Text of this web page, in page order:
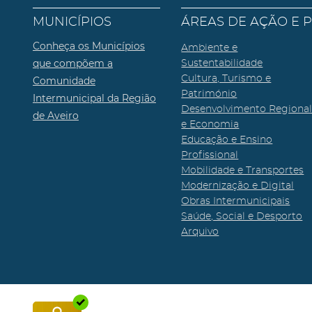
MUNICÍPIOS
Conheça os Municípios
que compõem a
Comunidade
Intermunicipal da Região
de Aveiro
ÁREAS DE AÇÃO E
Ambiente e
Sustentabilidade
Cultura, Turismo e
Património
Desenvolvimento Regional
e Economia
Educação e Ensino
Profissional
Mobilidade e Transportes
Modernização e Digital
Obras Intermunicipais
Saúde, Social e Desporto
Arquivo